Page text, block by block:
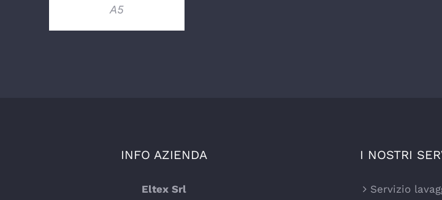
A5
INFO AZIENDA
Eltex Srl
I NOSTRI
Servizio